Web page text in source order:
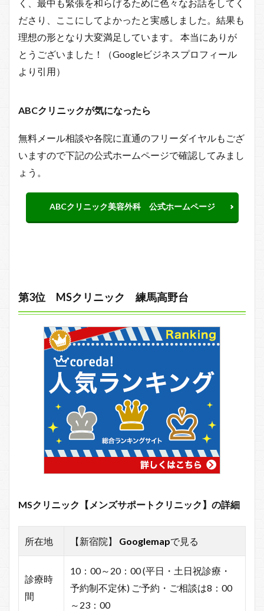
く、最中も緊張を和らげるために色々なお話をしてく
ださり、ここにしてよかったと実感しました。結果も
理想の形となり大変満足しています。 本当にありが
とうございました！（Googleビジネスプロフィール
より引用）
ABCクリニックが気になったら
無料メール相談や各院に直通のフリーダイヤルもござ
いますので下記の公式ホームページで確認してみまし
ょう。
ABCクリニック美容外科 公式ホームページ
第3位 MSクリニック 練馬高野台
MSクリニック【メンズサポートクリニック】の詳細
所在地 【新宿院】 Googlemapで見る
診療時
間
10：00～20：00 (平日・土日祝診療・
予約制不定休) ご予約・ご相談は8：00
～23：00